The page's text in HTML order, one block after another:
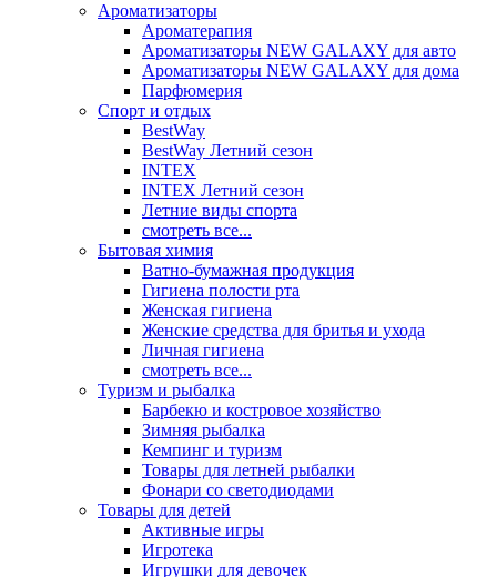
Ароматизаторы
Ароматерапия
Ароматизаторы NEW GALAXY для авто
Ароматизаторы NEW GALAXY для дома
Парфюмерия
Спорт и отдых
BestWay
BestWay Летний сезон
INTEX
INTEX Летний сезон
Летние виды спорта
смотреть все...
Бытовая химия
Ватно-бумажная продукция
Гигиена полости рта
Женская гигиена
Женские средства для бритья и ухода
Личная гигиена
смотреть все...
Туризм и рыбалка
Барбекю и костровое хозяйство
Зимняя рыбалка
Кемпинг и туризм
Товары для летней рыбалки
Фонари со светодиодами
Товары для детей
Активные игры
Игротека
Игрушки для девочек